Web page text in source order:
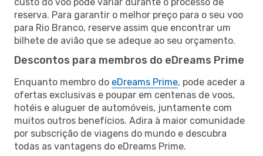
reserva. Para garantir o melhor preço para o seu voo
para Rio Branco, reserve assim que encontrar um
bilhete de avião que se adeque ao seu orçamento.
Descontos para membros do eDreams Prime
Enquanto membro do eDreams Prime, pode aceder a
ofertas exclusivas e poupar em centenas de voos,
hotéis e aluguer de automóveis, juntamente com
muitos outros benefícios. Adira à maior comunidade
por subscrição de viagens do mundo e descubra
todas as vantagens do eDreams Prime.